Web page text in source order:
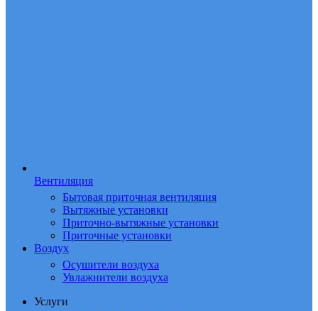
Вентиляция
Бытовая приточная вентиляция
Вытяжные установки
Приточно-вытяжные установки
Приточные установки
Воздух
Осушители воздуха
Увлажнители воздуха
Услуги